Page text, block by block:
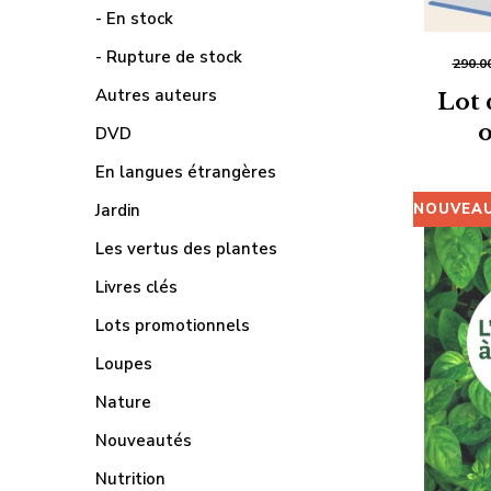
Lot
- En stock
- Rupture de stock
Autres auteurs
DVD
En langues étrangères
Jardin
Les vertus des plantes
Livres clés
Lots promotionnels
Loupes
Nature
Nouveautés
Nutrition